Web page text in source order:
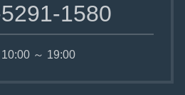
1580
～ 19:00